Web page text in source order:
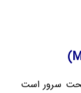
سرور است